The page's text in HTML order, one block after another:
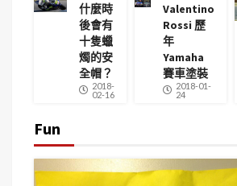
什麼時
後會有
十隻蠟
燭的安
全帽？
2018-
02-16
Valentino
Rossi 歷
年
Yamaha
賽車塗裝
2018-01-
24
Fun